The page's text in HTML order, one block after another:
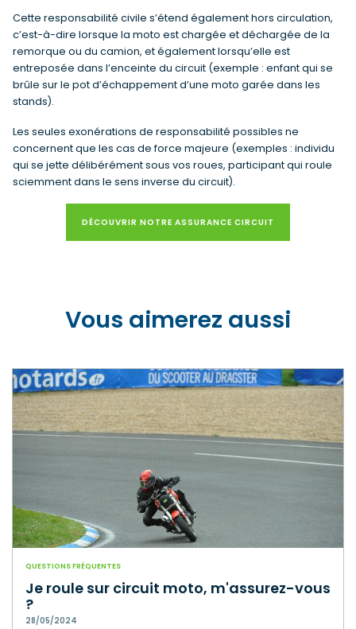
Cette responsabilité civile s’étend également hors circulation,
c’est-à-dire lorsque la moto est chargée et déchargée de la
remorque ou du camion, et également lorsqu’elle est
entreposée dans l’enceinte du circuit (exemple : enfant qui se
brûle sur le pot d’échappement d’une moto garée dans les
stands).
Les seules exonérations de responsabilité possibles ne
concernent que les cas de force majeure (exemples : individu
qui se jette délibérément sous vos roues, participant qui roule
sciemment dans le sens inverse du circuit).
DÉCOUVRIR NOTRE ASSURANCE CIRCUIT
Vous aimerez aussi
QUESTIONS FRÉQUENTES
Je roule sur circuit moto, m'assurez-vous
?
28/05/2024